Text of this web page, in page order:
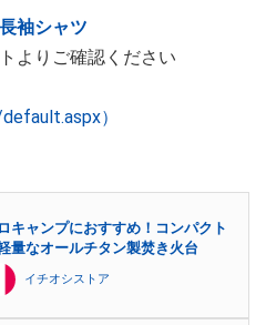
袖シャツ
よりご確認ください
）
キャンプにおすすめ！コンパクト
量なオールチタン製焚き火台
イチオシストア